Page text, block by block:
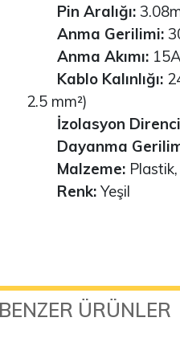
Pin Aralığı:
Anma Gerilimi:
Anma Akımı: 15A
Kablo Kalınlığı:
2.5 mm²)
İzolasyon
Dayanma
Malzeme:
Renk: Yeşil
ÜRÜNLER